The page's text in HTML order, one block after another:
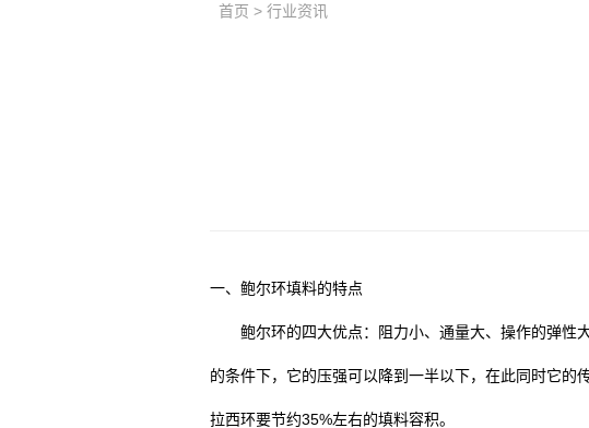
首页 > 行业资讯
一、鲍尔环填料的特点
鲍尔环的四大优点：阻力小、通量大、操作的弹性
的条件下，它的压强可以降到一半以下，在此同时它的
拉西环要节约35%左右的填料容积。